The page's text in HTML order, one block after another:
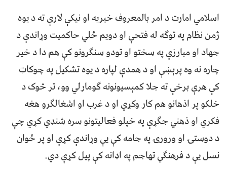
اسلامي امارت د امر بالمعروف خیریه او نیکې لارې ته د یوه
ژمن نظام په توګه له فتحې او دویم ځلي حاکمیت وړاندې د
جهاد او مبارزې په سختو او تودو سنګرونو کې هم دا د خیر
چاره نه وه پرېښې او د همدې لپاره د یوه تشکیل په چوکاټ
کې هرې برخې ته جلا کمېسیونونه ګومارلي وو، تر څوک د
خلکو پر اذهانو هم کار وکړي او د غرب او اشغالګرو هغه
فکري او ذهني جګړې په خپلو فعالیتونو سره شنډي کړي چې
د دوستۍ او ورورۍ په جامه کې یې وړاندې کړې او پر ځوان
نسل یې د فرهنګي تهاجم په اډانه کې پیل کړې دي.